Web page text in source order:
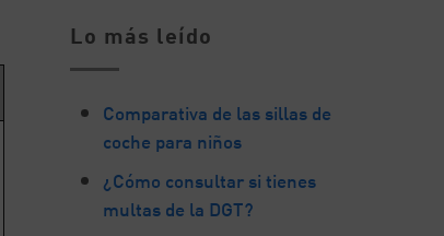
Lo más leído
Comparativa de las sillas de
coche para niños
¿Cómo consultar si tienes
multas de la DGT?